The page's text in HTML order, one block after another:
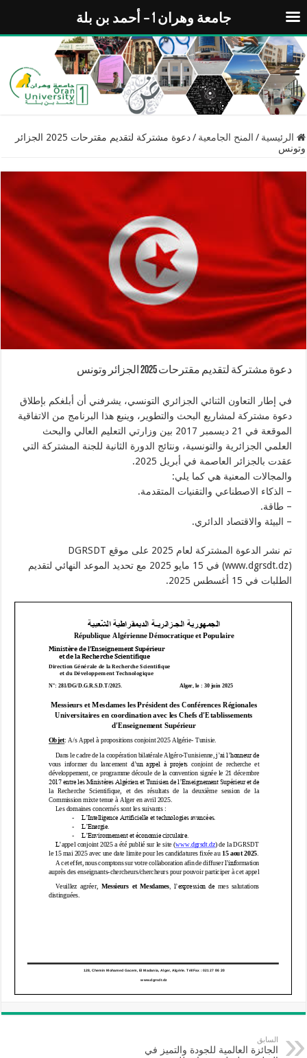
الرئيسية / المنح الجامعية /
دعوة مشتركة لتقديم مقترحات 2025 الجزائر
وتونس
دعوة مشتركة لتقديم مقترحات 2025 الجزائر وتونس
في إطار التعاون الثنائي الجزائري التونسي، يشرفني أن أبلغكم بإطلاق
دعوة مشتركة لمشاريع البحث والتطوير، وينبع هذا البرنامج من الاتفاقية
الموقعة في 21 ديسمبر 2017 بين وزارتي التعليم العالي والبحث
العلمي الجزائرية والتونسية، ونتائج الدورة الثانية للجنة المشتركة التي
عقدت بالجزائر العاصمة في أبريل 2025.
والمجالات المعنية هي كما يلي:
– الذكاء الاصطناعي والتقنيات المتقدمة.
– طاقة.
– البيئة والاقتصاد الدائري.
تم نشر الدعوة المشتركة لعام 2025 على موقع DGRSDT
(www.dgrsdt.dz) في 15 مايو 2025 مع تحديد الموعد النهائي لتقديم
الطلبات في 15 أغسطس 2025.
السابق
الجائزة العالمية للجودة والتميز في
جامعة وهران 1 – أحمد بن بلة